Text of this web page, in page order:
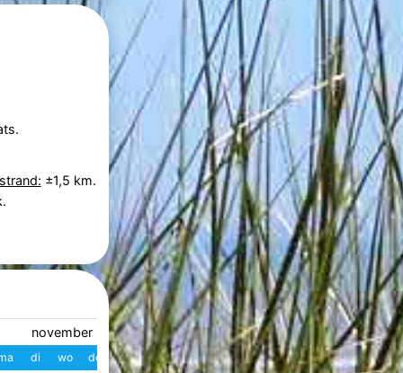
±1,5 km.
november 2026
di wo do vr za zo
december 2026
W ma di wo do vr